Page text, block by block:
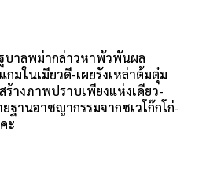
บาลพม่ากล่าวหาพัวพันผล
มในเมียวดี-เผยรังเหล่าต้มตุ๋ม
ร้างภาพปราบเพียงแห่งเดียว-
ยฐานอาชญากรรมจากชเวโก๊กโก่-
ะ